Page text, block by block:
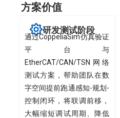
方案价值
研发测试阶段
通过CoppeliaSim仿真验证
平台与
EtherCAT/CAN/TSN网络
测试方案，帮助团队在数
字空间提前跑通感知-规划-
控制闭环，将联调前移，
大幅缩短调试周期、降低